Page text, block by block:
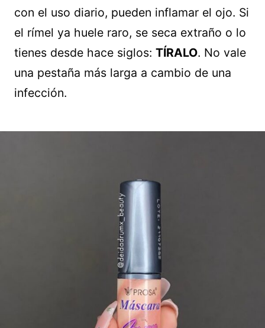
con el uso diario, pueden inflamar el ojo. Si
el rímel ya huele raro, se seca extraño o lo
tienes desde hace siglos: TÍRALO. No vale
una pestaña más larga a cambio de una
infección.